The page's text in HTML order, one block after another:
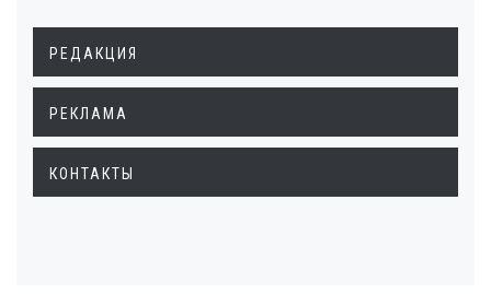
РЕДАКЦИЯ
РЕКЛАМА
КОНТАКТЫ